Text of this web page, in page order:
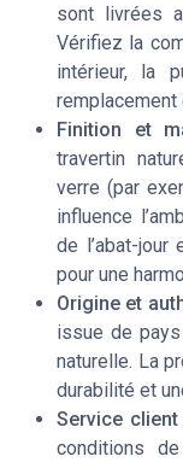
sont livrées
Vérifiez la
intérieur, la
remplacement
Finition et
travertin
verre (par
influence
de l’abat-
pour une
Origine et
issue de
naturelle. La
durabilité et
Service
conditions